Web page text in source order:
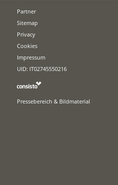
Partner
Sitemap
Privacy
Cookies
Impressum
UID: IT02745550216
Pressebereich & Bildmaterial